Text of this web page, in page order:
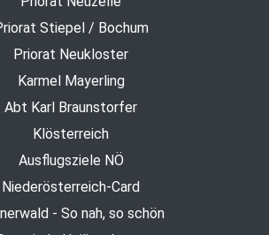
Stiepel / Bochum
Priorat Neukloster
Karmel Mayerling
Abt Karl Braunstorfer
Klösterreich
Ausflugsziele NÖ
Niederösterreich-Card
- So nah, so schön